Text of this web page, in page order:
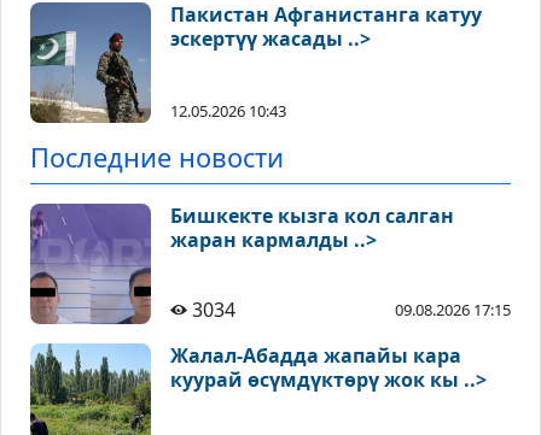
Пакистан Афганистанга катуу
эскертүү жасады ..>
12.05.2026 10:43
Последние новости
Бишкекте кызга кол салган
жаран кармалды ..>
3034 09.08.2026 17:15
Жалал-Абадда жапайы кара
куурай өсүмдүктөрү жок кы ..>